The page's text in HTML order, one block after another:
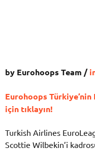
by Eurohoops Team /
Eurohoops
için tıklayın!
Turkish Airlines
Scottie Wilbekin’i